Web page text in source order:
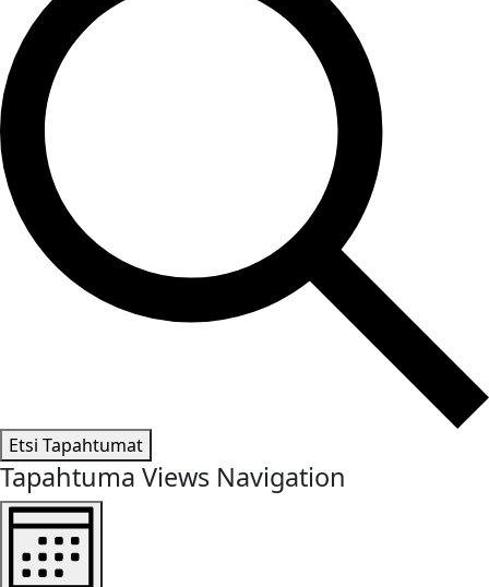
Etsi Tapahtumat
Tapahtuma Views Navigation